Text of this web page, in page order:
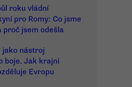
roku vládní
pro Romy: Co jsme
proč jsem odešla
jako nástroj
boje. Jak krajní
Evropu